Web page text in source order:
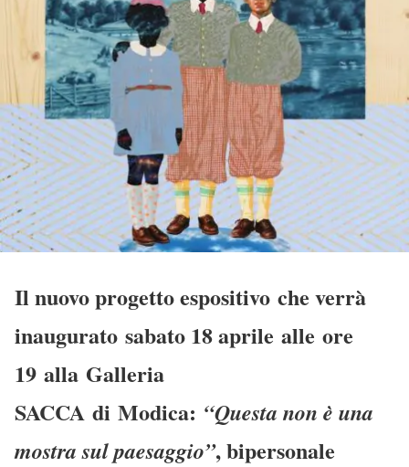
Il nuovo progetto espositivo che verrà
inaugurato sabato 18 aprile alle ore
19 alla Galleria
SACCA di Modica: “Questa non è una
mostra sul paesaggio”, bipersonale